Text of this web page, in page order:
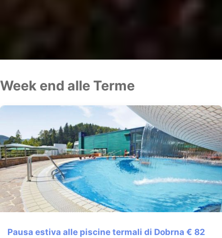
Week end alle Terme
Pausa estiva alle piscine termali di Dobrna € 82